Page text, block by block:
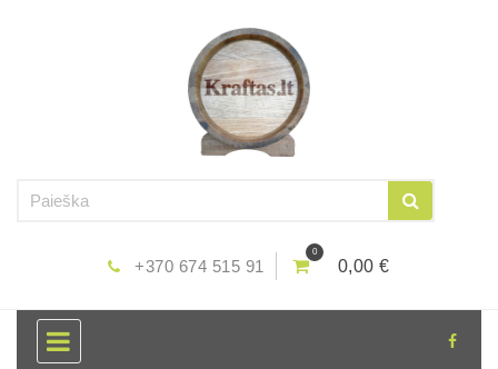
+370 674 515 91
0
0,00 €